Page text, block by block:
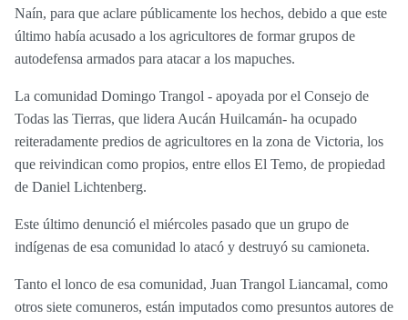
Naín, para que aclare públicamente los hechos, debido a que este
último había acusado a los agricultores de formar grupos de
autodefensa armados para atacar a los mapuches.
La comunidad Domingo Trangol - apoyada por el Consejo de
Todas las Tierras, que lidera Aucán Huilcamán- ha ocupado
reiteradamente predios de agricultores en la zona de Victoria, los
que reivindican como propios, entre ellos El Temo, de propiedad
de Daniel Lichtenberg.
Este último denunció el miércoles pasado que un grupo de
indígenas de esa comunidad lo atacó y destruyó su camioneta.
Tanto el lonco de esa comunidad, Juan Trangol Liancamal, como
otros siete comuneros, están imputados como presuntos autores de